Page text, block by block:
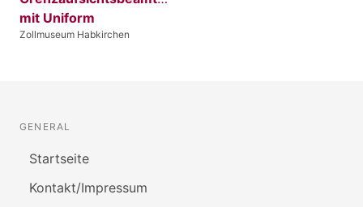
mit Uniform
Zollmuseum Habkirchen
GENERAL
Startseite
Kontakt/Impressum